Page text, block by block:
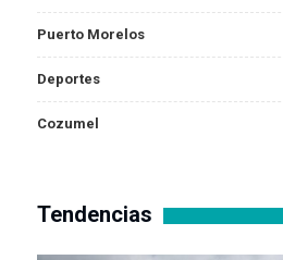
Puerto Morelos
Deportes
Cozumel
Tendencias